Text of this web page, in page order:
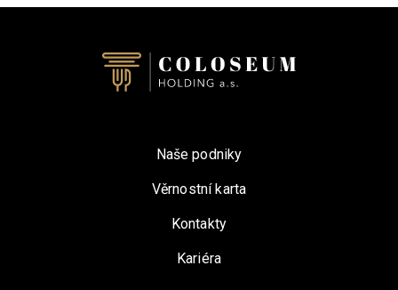
Naše podniky
Věrnostní karta
Kontakty
Kariéra